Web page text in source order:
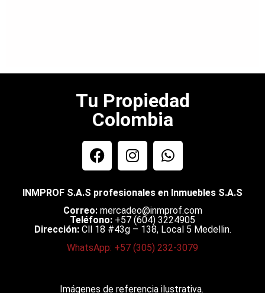
Tu Propiedad
Colombia
INMPROF S.A.S profesionales en Inmuebles S.A.S
Correo: mercadeo@inmprof.com
Teléfono: +57 (604) 3224905
Dirección:Cll 18 #43g – 138, Local 5 Medellin.
WhatsApp: +57 (305) 232-3079
Imágenes de referencia ilustrativa.